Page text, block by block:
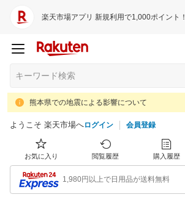
楽天市場アプリ 新規利用で1,000ポイント！
熊本県での地震による影響について
ようこそ 楽天市場へログイン 会員登録
お気に入り 閲覧履歴 購入履歴
1,980円以上で日用品が送料無料